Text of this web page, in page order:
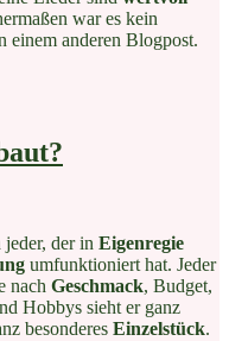
war es kein
einem anderen Blogpost.
der in Eigenregie
umfunktioniert hat. Jeder
nach Geschmack, Budget,
Hobbys sieht er ganz
besonderes Einzelstück.